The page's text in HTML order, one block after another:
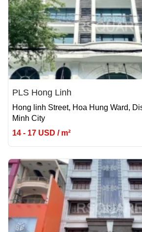
PLS Hong Linh
Hong linh Street, Hoa Hung Ward,
Minh City
14 - 17 USD / m²